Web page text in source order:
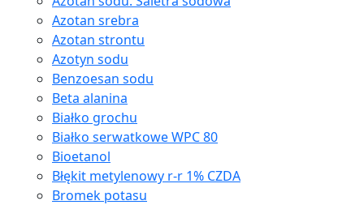
Azotan srebra
Azotan strontu
Azotyn sodu
Benzoesan sodu
Beta alanina
Białko grochu
Białko serwatkowe WPC 80
Bioetanol
Błękit metylenowy r-r 1% CZDA
Bromek potasu